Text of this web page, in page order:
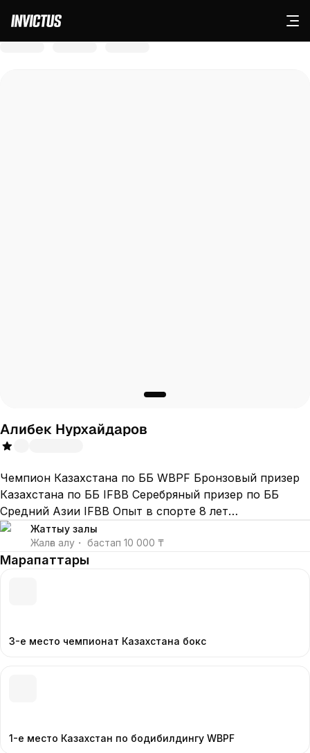
Алибек Нурхайдаров
Чемпион Казахстана по ББ WBPF Бронзовый призер
Казахстана по ББ IFBB Серебряный призер по ББ
Средний Азии IFBB Опыт в спорте 8 лет
СПЕЦИАЛИЗАЦИЯ: КОРРЕКЦИЯ ФИГУРЫ ПОД ВАШИ
LEAN • НАБОР МЫШЕЧНОЙ МАССЫ • СНИЖЕНИЕ
ВЕСА • РАБОТА С КЛИЕНТАМИ ПОСЛЕ ТРАВМ И
Жаттығу залы
Жалға алу ・ бастап 10 000 ₸
Марапаттары
3-е место чемпионат Казахстана бокс
1-е место Казахстан по бодибилдингу WBPF